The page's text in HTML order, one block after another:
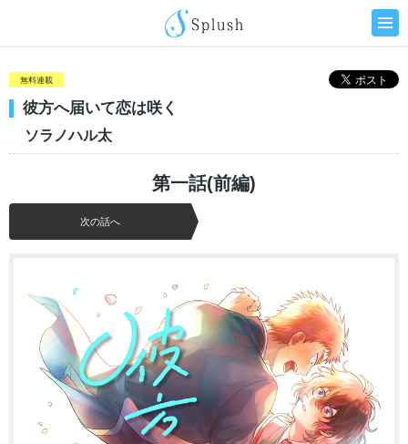
無料連載
彼方へ届いて恋は咲く
ソラノハル太
第一話(前編)
次の話へ